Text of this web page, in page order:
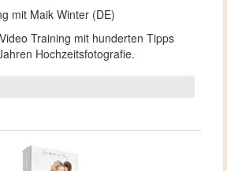
mit Maik Winter (DE)
Training mit hunderten Tipps
Hochzeitsfotografie.